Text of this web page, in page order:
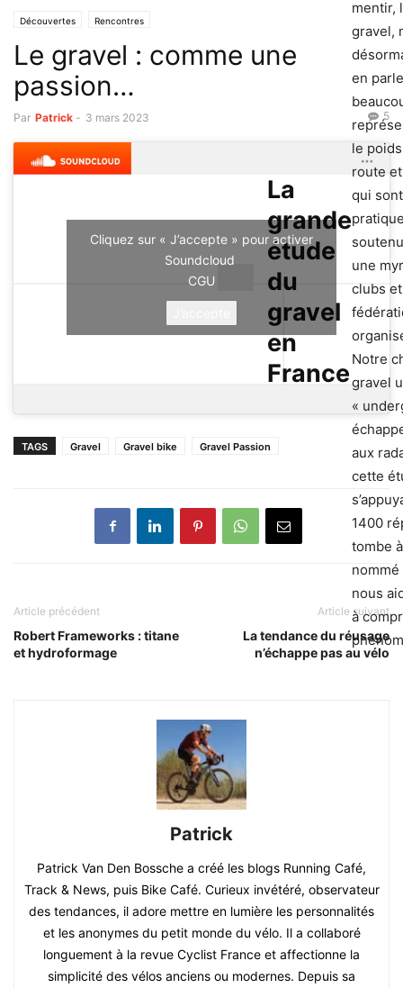
Découvertes Rencontres
Le gravel : comme une
passion…
Par Patrick - 3 mars 2023 5
·GRAVELPASSION.FR un site
La
grande
étude
du
gravel
en
France
mentir,
gravel,
en parle
le
route
qui
une
clubs
Notre
gravel
«
aux
cette
1400
tombe
nous
à
Cliquez sur « J’accepte » pour activer
Soundcloud
CGU
TAGS Gravel Gravel bike Gravel Passion
Article précédent
Robert Frameworks : titane
et hydroformage
Article suivant
La tendance du réusage
n’échappe pas au vélo
Patrick
Patrick Van Den Bossche a créé les blogs Running Café,
Track & News, puis Bike Café. Curieux invétéré, observateur
des tendances, il adore mettre en lumière les personnalités
et les anonymes du petit monde du vélo. Il a collaboré
longuement à la revue Cyclist France et affectionne la
simplicité des vélos anciens ou modernes. Depuis sa